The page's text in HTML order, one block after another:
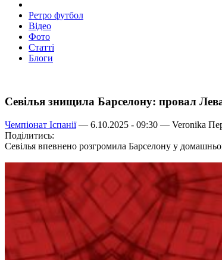
Ретро футбол
Відео
Фото
Статті
Блоги
Севілья знищила Барселону: провал
Чемпіонат Іспанії— 6.10.2025 - 09:30 — Veronika
Поділитись:
Севілья впевнено розгромила Барселону у